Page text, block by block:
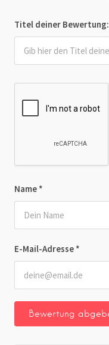
Name *
E-Mail-Adresse *
Titel deiner Bewertung: